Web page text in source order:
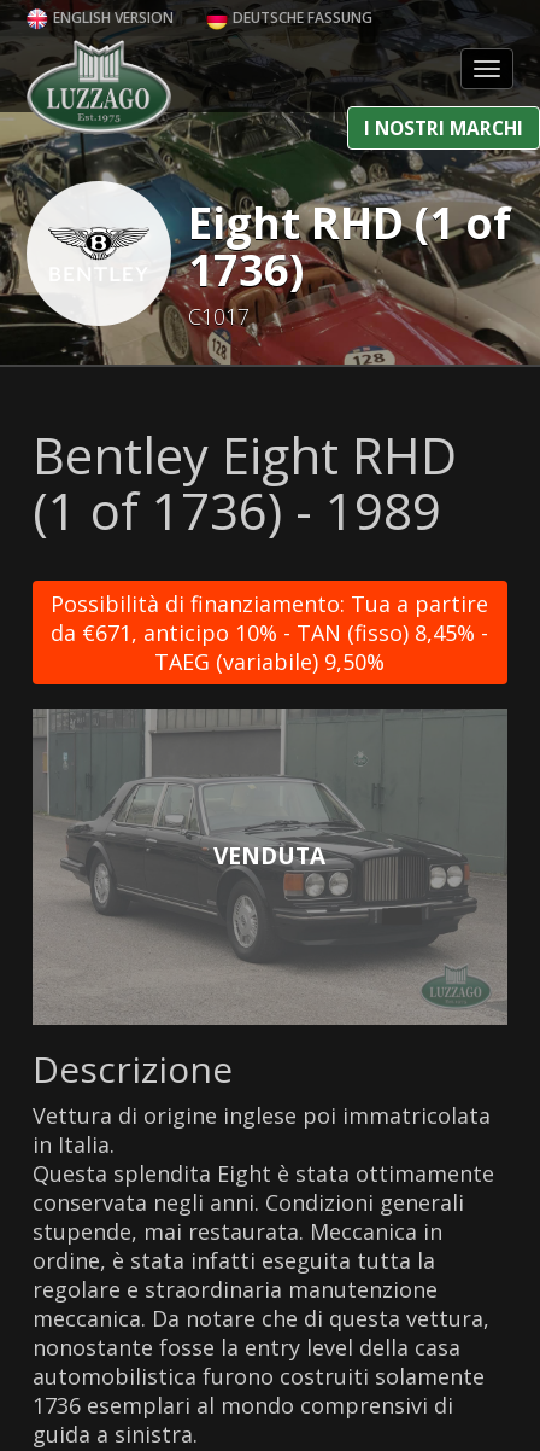
ENGLISH VERSION DEUTSCHE FASSUNG
I NOSTRI MARCHI
Eight RHD (1 of
1736)
C1017
Bentley Eight RHD
(1 of 1736) - 1989
Possibilità di finanziamento: Tua a partire
da €671, anticipo 10% - TAN (fisso) 8,45% -
TAEG (variabile) 9,50%
VENDUTA
Descrizione
Vettura di origine inglese poi immatricolata
in Italia.
Questa splendita Eight è stata ottimamente
conservata negli anni. Condizioni generali
stupende, mai restaurata. Meccanica in
ordine, è stata infatti eseguita tutta la
regolare e straordinaria manutenzione
meccanica. Da notare che di questa vettura,
nonostante fosse la entry level della casa
automobilistica furono costruiti solamente
1736 esemplari al mondo comprensivi di
guida a sinistra.